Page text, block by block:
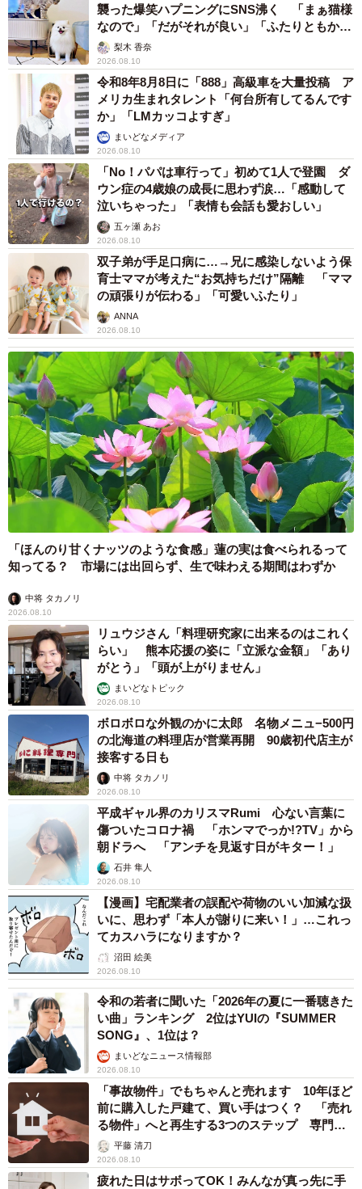
襲った爆笑ハプニングにSNS沸く 「まぁ猫様
なので」「だがそれが良い」「ふたりともかわ
いいね」
梨木 香奈
2026.08.10
令和8年8月8日に「888」高級車を大量投稿 ア
メリカ生まれタレント「何台所有してるんです
か」「LMカッコよすぎ」
まいどなメディア
2026.08.10
「No！パパは車行って」初めて1人で登園 ダ
ウン症の4歳娘の成長に思わず涙…「感動して
泣いちゃった」「表情も会話も愛おしい」
五ヶ瀬 あお
2026.08.10
双子弟が手足口病に…→兄に感染しないよう保
育士ママが考えた“お気持ちだけ”隔離 「ママ
の頑張りが伝わる」「可愛いふたり」
ANNA
2026.08.10
「ほんのり甘くナッツのような食感」蓮の実は食べられるって
知ってる？ 市場には出回らず、生で味わえる期間はわずか
中将 タカノリ
2026.08.10
リュウジさん「料理研究家に出来るのはこれく
らい」 熊本応援の姿に「立派な金額」「あり
がとう」「頭が上がりません」
まいどなトピック
2026.08.10
ボロボロな外観のかに太郎 名物メニュ−500円
の北海道の料理店が営業再開 90歳初代店主が
接客する日も
中将 タカノリ
2026.08.10
平成ギャル界のカリスマRumi 心ない言葉に
傷ついたコロナ禍 「ホンマでっか!?TV」から
朝ドラへ 「アンチを見返す日がキター！」
石井 隼人
2026.08.10
【漫画】宅配業者の誤配や荷物のいい加減な扱
いに、思わず「本人が謝りに来い！」…これっ
てカスハラになりますか？
沼田 絵美
2026.08.10
令和の若者に聞いた「2026年の夏に一番聴きた
い曲」ランキング 2位はYUIの『SUMMER
SONG』、1位は？
まいどなニュース情報部
2026.08.10
「事故物件」でもちゃんと売れます 10年ほど
前に購入した戸建て、買い手はつく？ 「売れ
る物件」へと再生する3つのステップ 専門家
が解説平藤 清刀
2026.08.10
疲れた日はサボってOK！みんなが真っ先に手